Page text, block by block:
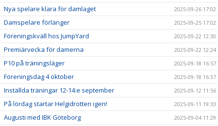
Nya spelare klara för damlaget 2025-09-26 17:02
Damspelare förlänger 2025-09-25 17:02
Föreningskväll hos JumpYard 2025-09-22 12:30
Premiärvecka för damerna 2025-09-22 12:24
P10 på träningsläger 2025-09-18 16:57
Föreningsdag 4 oktober 2025-09-18 16:37
Inställda träningar 12-14:e september 2025-09-12 11:56
På lördag startar Helgidrotten igen! 2025-09-11 19:33
Augusti med IBK Göteborg 2025-09-04 11:29